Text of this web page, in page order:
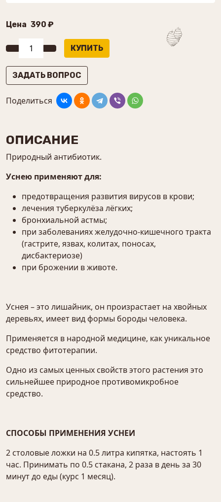
Цена 390 ₽
ЗАДАТЬ ВОПРОС
Поделиться
ОПИСАНИЕ
Природный антибиотик.
Уснею применяют для:
предотвращения развития вирусов в крови;
лечения туберкулёза лёгких;
бронхиальной астмы;
при заболеваниях желудочно-кишечного тракта
(гастрите, язвах, колитах, поносах,
дисбактериозе)
при брожении в животе.
Уснея – это лишайник, он произрастает на хвойных
деревьях, имеет вид формы бороды человека.
Применяется в народной медицине, как уникальное
средство фитотерапии.
Одно из самых ценных свойств этого растения это
сильнейшее природное противомикробное
средство.
СПОСОБЫ ПРИМЕНЕНИЯ УСНЕИ
2 столовые ложки на 0.5 литра кипятка, настоять 1
час. Принимать по 0.5 стакана, 2 раза в день за 30
минут до еды (курс 1 месяц).